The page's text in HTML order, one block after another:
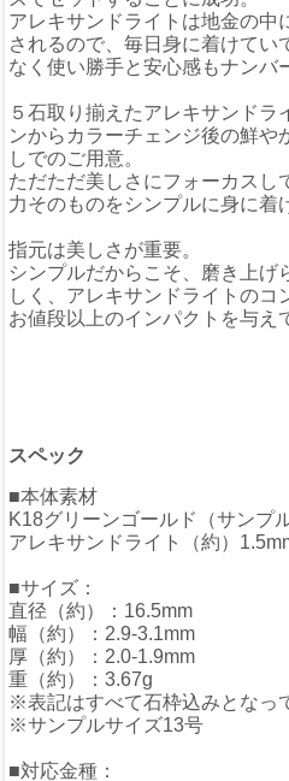
アレキサンドライトは地金の中
されるので、毎日身に着けてい
なく使い勝手と安心感もナンバ
５石取り揃えたアレキサンドラ
ンからカラーチェンジ後の鮮や
しでのご用意。
ただただ美しさにフォーカスし
力そのものをシンプルに身に着
指元は美しさが重要。
シンプルだからこそ、磨き上げ
しく、アレキサンドライトのコ
お値段以上のインパクトを与え
スペック
■本体素材
K18グリーンゴールド（サンプ
アレキサンドライト（約）
■サイズ：
直径（約）：16.5mm
幅（約）：2.9-3.1mm
厚（約）：2.0-1.9mm
重（約）：3.67g
※表記はすべて石枠込みとなっ
※サンプルサイズ13号
■対応金種：